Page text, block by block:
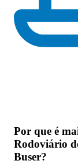
Por que é
Rodoviário
Buser?